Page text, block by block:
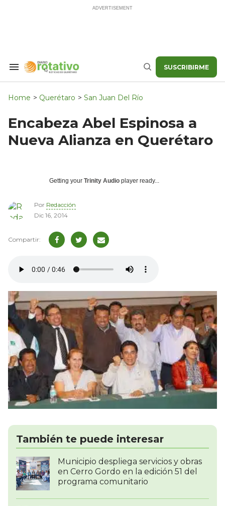
Search
Navigation
Buscar SUSCRIBIRME
Home > Querétaro > San Juan Del Río
Encabeza Abel Espinosa a
Nueva Alianza en Querétaro
Getting your Trinity Audio player ready...
Por Redacción
Dic 16, 2014
También te puede interesar
Municipio despliega servicios y obras
en Cerro Gordo en la edición 51 del
programa comunitario